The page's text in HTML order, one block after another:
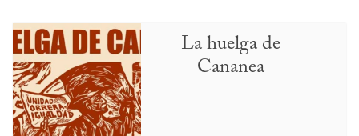
La huelga de
Cananea